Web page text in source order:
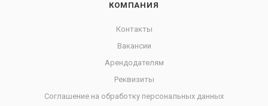
КОМПАНИЯ
Контакты
Вакансии
Арендодателям
Реквизиты
Соглашение на обработку персональных данных